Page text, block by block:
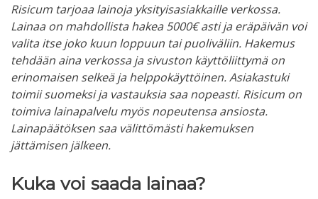
Risicum tarjoaa lainoja yksityisasiakkaille verkossa.
Lainaa on mahdollista hakea 5000€ asti ja eräpäivän voi
valita itse joko kuun loppuun tai puoliväliin. Hakemus
tehdään aina verkossa ja sivuston käyttöliittymä on
erinomaisen selkeä ja helppokäyttöinen. Asiakastuki
toimii suomeksi ja vastauksia saa nopeasti. Risicum on
toimiva lainapalvelu myös nopeutensa ansiosta.
Lainapäätöksen saa välittömästi hakemuksen
jättämisen jälkeen.
Kuka voi saada lainaa?